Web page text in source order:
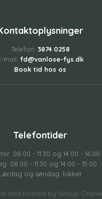
Telefon: 3874 0258
mail: fd@vanlose-fys.dk
Book tid hos os
Telefontider
08.00 - 11.30 og 14.00 - 16.00
08.00 - 11.30 og 14.00 - 15.00
Lørdag og søndag: lukket
and hosted by Group Online